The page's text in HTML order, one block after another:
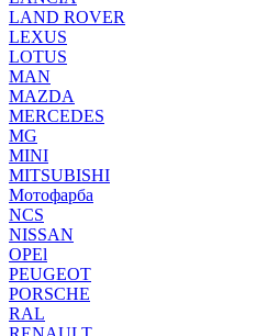
LAND ROVER
LEXUS
LOTUS
MAN
MAZDA
MERCEDES
MG
MINI
MITSUBISHI
Мотофарба
NCS
NISSAN
OPEl
PEUGEOT
PORSCHE
RAL